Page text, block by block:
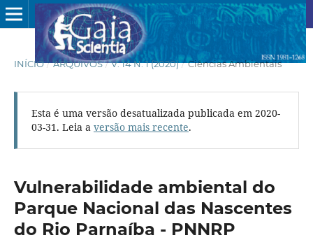
INÍCIO / ARQUIVOS / V. 14 N. 1 (2020) / Ciências Ambientais
Esta é uma versão desatualizada publicada em 2020-
03-31. Leia a versão mais recente.
Vulnerabilidade ambiental do
Parque Nacional das Nascentes
do Rio Parnaíba - PNNRP